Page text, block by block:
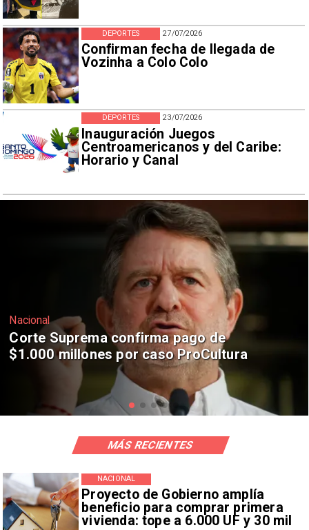
27/07/2026
Confirman fecha de llegada de
Vozinha a Colo Colo
DEPORTES
23/07/2026
Inauguración Juegos
Centroamericanos y del Caribe:
Horario y Canal
DEPORTES
Nacional
Codelco suspende construcción de
Andes Norte en El Teniente por
riesgos sísmicos
Proyecto de Gobierno amplía
beneficio para comprar primera
vivienda: tope a 6.000 UF y 30 mil
NACIONAL
MÁS RECIENTES